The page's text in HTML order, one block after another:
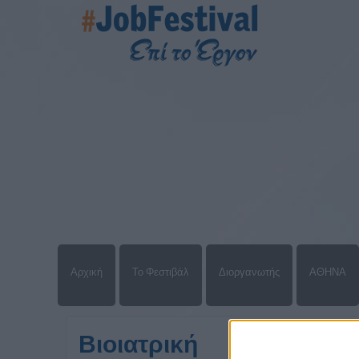
Αρχική Το Φεστιβάλ Διοργανωτής ΑΘΗΝΑ
Βιοιατρική